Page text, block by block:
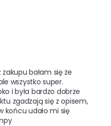
wszystko super.
i była bardzo dobrze
zgadzają się z opisem,
końcu udało mi się